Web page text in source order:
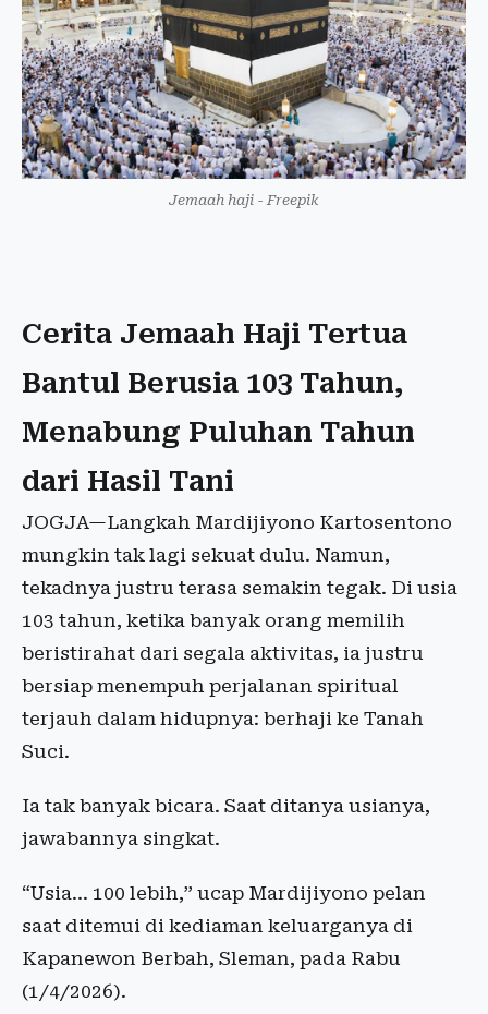
Jemaah haji - Freepik
Cerita Jemaah Haji Tertua
Bantul Berusia 103 Tahun,
Menabung Puluhan Tahun
dari Hasil Tani
JOGJA—Langkah Mardijiyono Kartosentono
mungkin tak lagi sekuat dulu. Namun,
tekadnya justru terasa semakin tegak. Di usia
103 tahun, ketika banyak orang memilih
beristirahat dari segala aktivitas, ia justru
bersiap menempuh perjalanan spiritual
terjauh dalam hidupnya: berhaji ke Tanah
Suci.
Ia tak banyak bicara. Saat ditanya usianya,
jawabannya singkat.
“Usia... 100 lebih,” ucap Mardijiyono pelan
saat ditemui di kediaman keluarganya di
Kapanewon Berbah, Sleman, pada Rabu
(1/4/2026).